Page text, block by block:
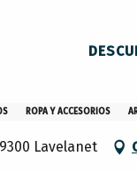
ROPA Y ACCESORIOS
Lavelanet